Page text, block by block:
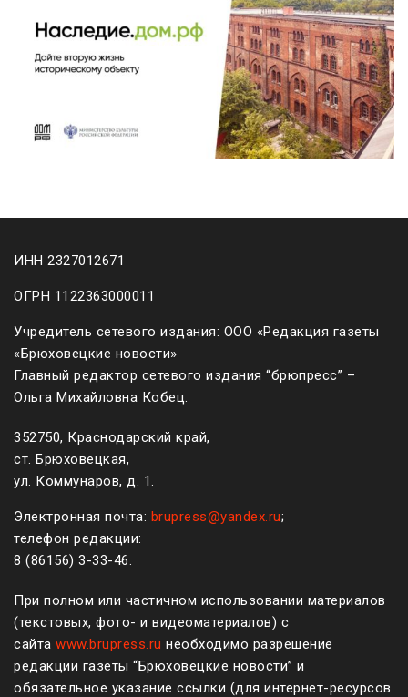
ИНН 2327012671
ОГРН 1122363000011
Учредитель сетевого издания: ООО «Редакция газеты
«Брюховецкие новости»
Главный редактор сетевого издания “брюпресс” –
Ольга Михайловна Кобец.
352750, Краснодарский край,
ст. Брюховецкая,
ул. Коммунаров, д. 1.
Электронная почта: brupress@yandex.ru;
телефон редакции:
8 (861 56) 3-33-46.
При полном или частичном использовании материалов
(текстовых, фото- и видеоматериалов) с
сайта www.brupress.ru необходимо разрешение
редакции газеты “Брюховецкие новости” и
обязательное указание ссылки (для интернет-ресурсов